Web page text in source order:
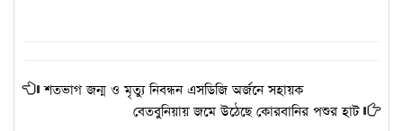
শতভাগ জন্ম ও মৃত্যু নিবন্ধন এসডিজি অর্জনে সহায়ক
বেতবুনিয়ায় জমে উঠেছে কোরবানির পশুর হাট